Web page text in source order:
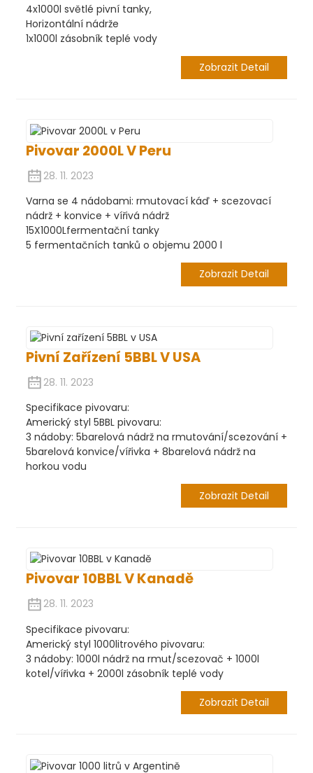
4x1000l světlé pivní tanky,
Horizontální nádrže
1x1000l zásobník teplé vody
Zobrazit Detail
Pivovar 2000L V Peru
28. 11. 2023
Varna se 4 nádobami: rmutovací káď + scezovací
nádrž + konvice + vířivá nádrž
15X1000Lfermentační tanky
5 fermentačních tanků o objemu 2000 l
Zobrazit Detail
Pivní Zařízení 5BBL V USA
28. 11. 2023
Specifikace pivovaru:
Americký styl 5BBL pivovaru:
3 nádoby: 5barelová nádrž na rmutování/scezování +
5barelová konvice/vířivka + 8barelová nádrž na
horkou vodu
Zobrazit Detail
Pivovar 10BBL V Kanadě
28. 11. 2023
Specifikace pivovaru:
Americký styl 1000litrového pivovaru:
3 nádoby: 1000l nádrž na rmut/scezovač + 1000l
kotel/vířivka + 2000l zásobník teplé vody
Zobrazit Detail